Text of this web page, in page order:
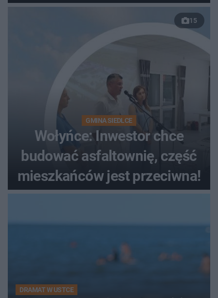
musiała zamknąć odcinek
wybrzeża
15
GMINA SIEDLCE
Wołyńce: Inwestor chce
budować asfaltownię, część
mieszkańców jest przeciwna!
DRAMAT W USTCE